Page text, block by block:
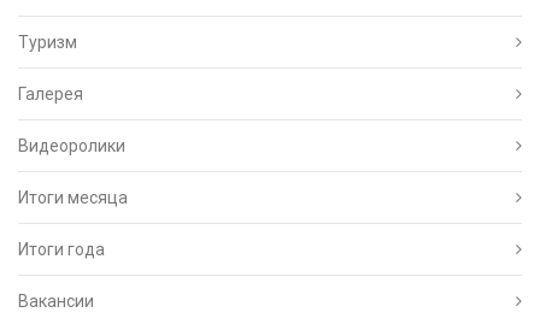
Туризм
Галерея
Видеоролики
Итоги месяца
Итоги года
Вакансии